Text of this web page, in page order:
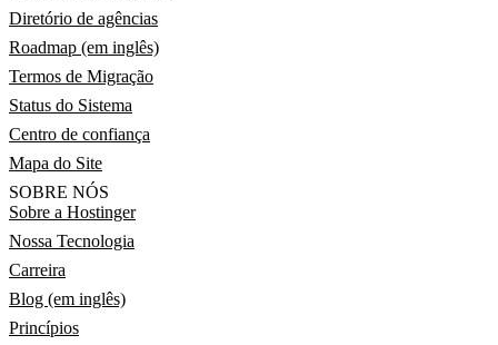
Diretório de agências
Roadmap (em inglês)
Termos de Migração
Status do Sistema
Centro de confiança
Mapa do Site
SOBRE NÓS
Sobre a Hostinger
Nossa Tecnologia
Carreira
Blog (em inglês)
Princípios